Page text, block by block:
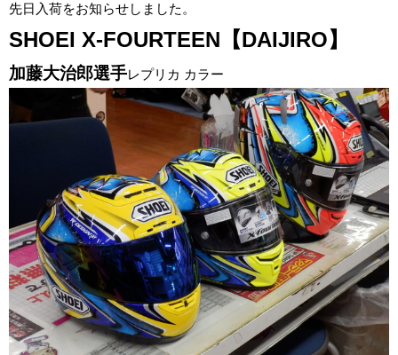
先日入荷をお知らせしました。
SHOEI X-FOURTEEN【DAIJIRO】
加藤大治郎選手レプリカ カラー